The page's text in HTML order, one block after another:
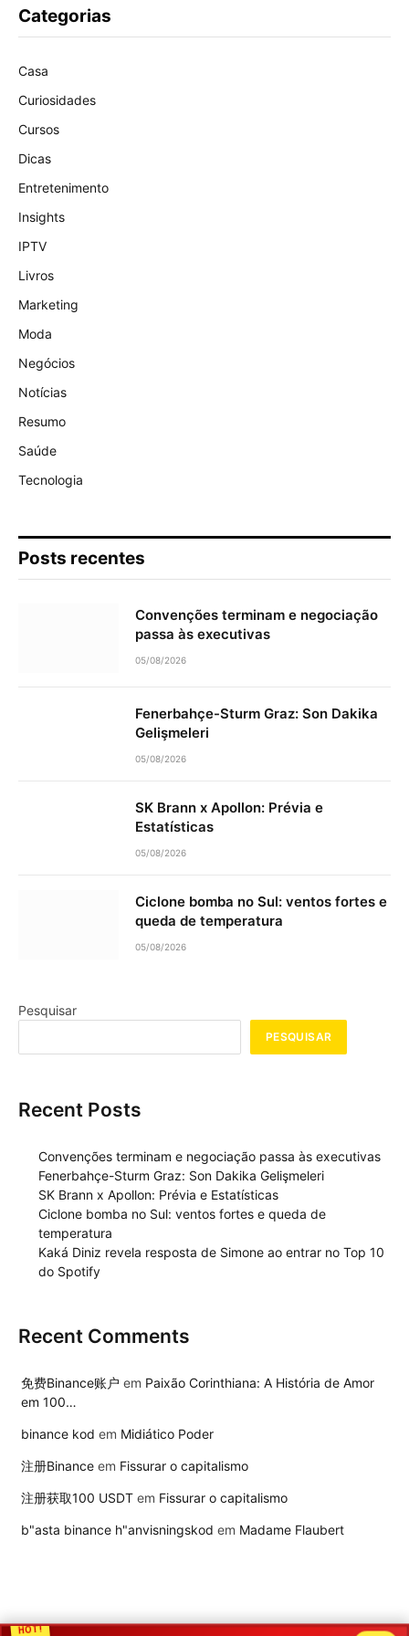
HOT!
Categorias
Casa
Curiosidades
Cursos
Dicas
Entretenimento
Insights
IPTV
Livros
Marketing
Moda
Negócios
Notícias
Resumo
Saúde
Tecnologia
Posts recentes
Convenções terminam e negociação
passa às executivas
05/08/2026
Fenerbahçe-Sturm Graz: Son Dakika
Gelişmeleri
05/08/2026
SK Brann x Apollon: Prévia e
Estatísticas
05/08/2026
Ciclone bomba no Sul: ventos fortes e
queda de temperatura
05/08/2026
Pesquisar
PESQUISAR
Recent Posts
Convenções terminam e negociação passa às executivas
Fenerbahçe-Sturm Graz: Son Dakika Gelişmeleri
SK Brann x Apollon: Prévia e Estatísticas
Ciclone bomba no Sul: ventos fortes e queda de
temperatura
Kaká Diniz revela resposta de Simone ao entrar no Top 10
do Spotify
Recent Comments
免费Binance账户 em Paixão Corinthiana: A História de Amor
em 100…
binance kod em Midiático Poder
注册Binance em Fissurar o capitalismo
注册获取100 USDT em Fissurar o capitalismo
b"asta binance h"anvisningskod em Madame Flaubert